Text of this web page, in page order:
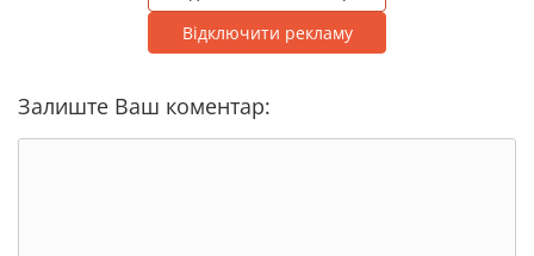
Відключити рекламу
Залиште Ваш коментар: